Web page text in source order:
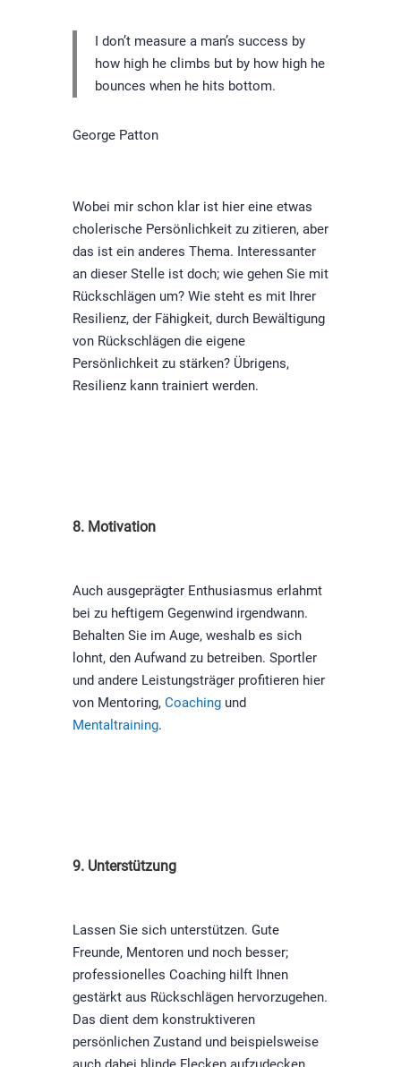
I don’t measure a man’s success by
how high he climbs but by how high he
bounces when he hits bottom.
George Patton
Wobei mir schon klar ist hier eine etwas
cholerische Persönlichkeit zu zitieren, aber
das ist ein anderes Thema. Interessanter
an dieser Stelle ist doch; wie gehen Sie mit
Rückschlägen um? Wie steht es mit Ihrer
Resilienz, der Fähigkeit, durch Bewältigung
von Rückschlägen die eigene
Persönlichkeit zu stärken? Übrigens,
Resilienz kann trainiert werden.
8. Motivation
Auch ausgeprägter Enthusiasmus erlahmt
bei zu heftigem Gegenwind irgendwann.
Behalten Sie im Auge, weshalb es sich
lohnt, den Aufwand zu betreiben. Sportler
und andere Leistungsträger profitieren hier
von Mentoring, Coachingund
Mentaltraining.
9. Unterstützung
Lassen Sie sich unterstützen. Gute
Freunde, Mentoren und noch besser;
professionelles Coaching hilft Ihnen
gestärkt aus Rückschlägen hervorzugehen.
Das dient dem konstruktiveren
persönlichen Zustand und beispielsweise